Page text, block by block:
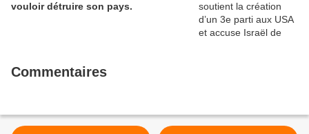
vouloir détruire son pays.
Commentaires